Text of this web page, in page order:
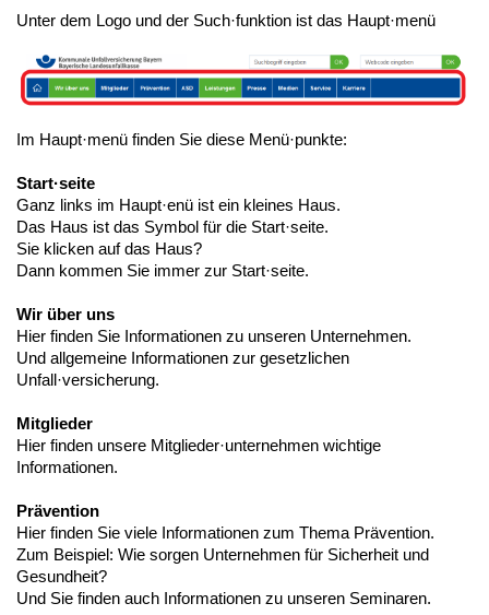
Unter dem Logo und der Such·funktion ist das Haupt·menü
Im Haupt·menü finden Sie diese Menü·punkte:
Start·seite
Ganz links im Haupt·enü ist ein kleines Haus.
Das Haus ist das Symbol für die Start·seite.
Sie klicken auf das Haus?
Dann kommen Sie immer zur Start·seite.
Wir über uns
Hier finden Sie Informationen zu unseren Unternehmen.
Und allgemeine Informationen zur gesetzlichen
Unfall·versicherung.
Mitglieder
Hier finden unsere Mitglieder·unternehmen wichtige
Informationen.
Prävention
Hier finden Sie viele Informationen zum Thema Prävention.
Zum Beispiel: Wie sorgen Unternehmen für Sicherheit und
Gesundheit?
Und Sie finden auch Informationen zu unseren Seminaren.